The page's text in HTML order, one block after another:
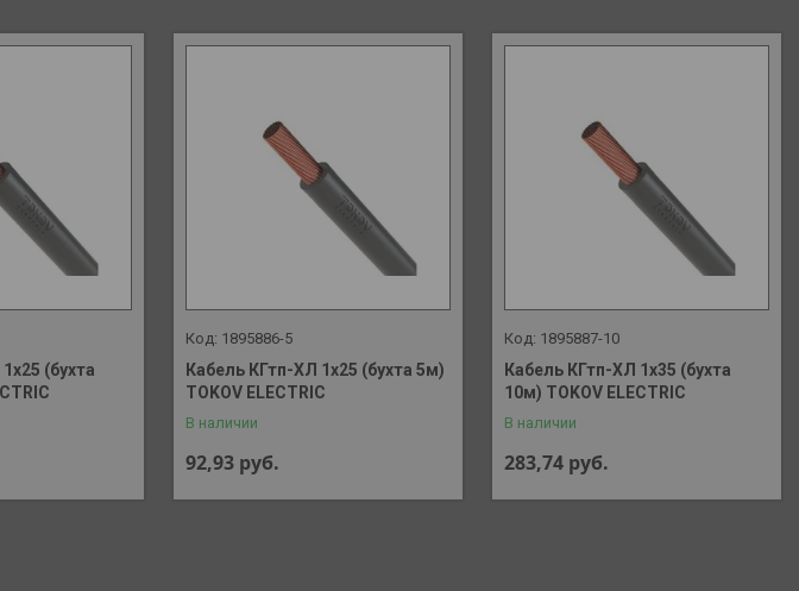
(бухта
1895886-5
Кабель КГтп-ХЛ 1х25 (бухта 5м)
TOKOV ELECTRIC
В наличии
92,93 руб.
1895887-10
Кабель КГтп-ХЛ 1х35 (бухта
10м) TOKOV ELECTRIC
В наличии
283,74 руб.